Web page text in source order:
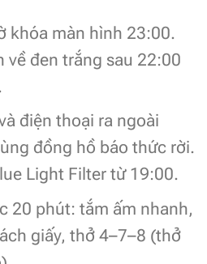
khóa màn hình 23:00.
về đen trắng sau 22:00
điện thoại ra ngoài
đồng hồ báo thức rời.
Light Filter từ 19:00.
20 phút: tắm ấm nhanh,
giấy, thở 4–7–8 (thở